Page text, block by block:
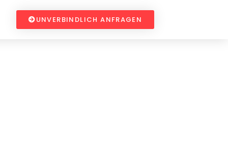
UNVERBINDLICH ANFRAGEN